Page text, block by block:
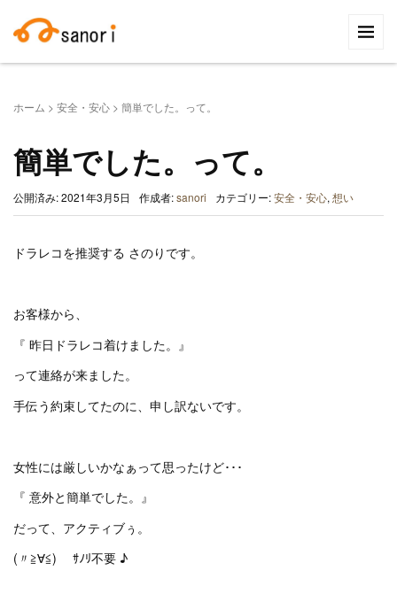
索:
ホーム > 安全・安心 > 簡単でした。って。
簡単でした。って。
公開済み: 2021年3月5日 作成者:sanori カテゴリー:安全・安心, 想い
ドラレコを推奨する さのりです。
お客様から、
『 昨日ドラレコ着けました。』
って連絡が来ました。
手伝う約束してたのに、申し訳ないです。
女性には厳しいかなぁって思ったけど･･･
『 意外と簡単でした。』
だって、アクティブぅ。
(〃≧∀≦)ゞ ｻﾉﾘ不要 ♪